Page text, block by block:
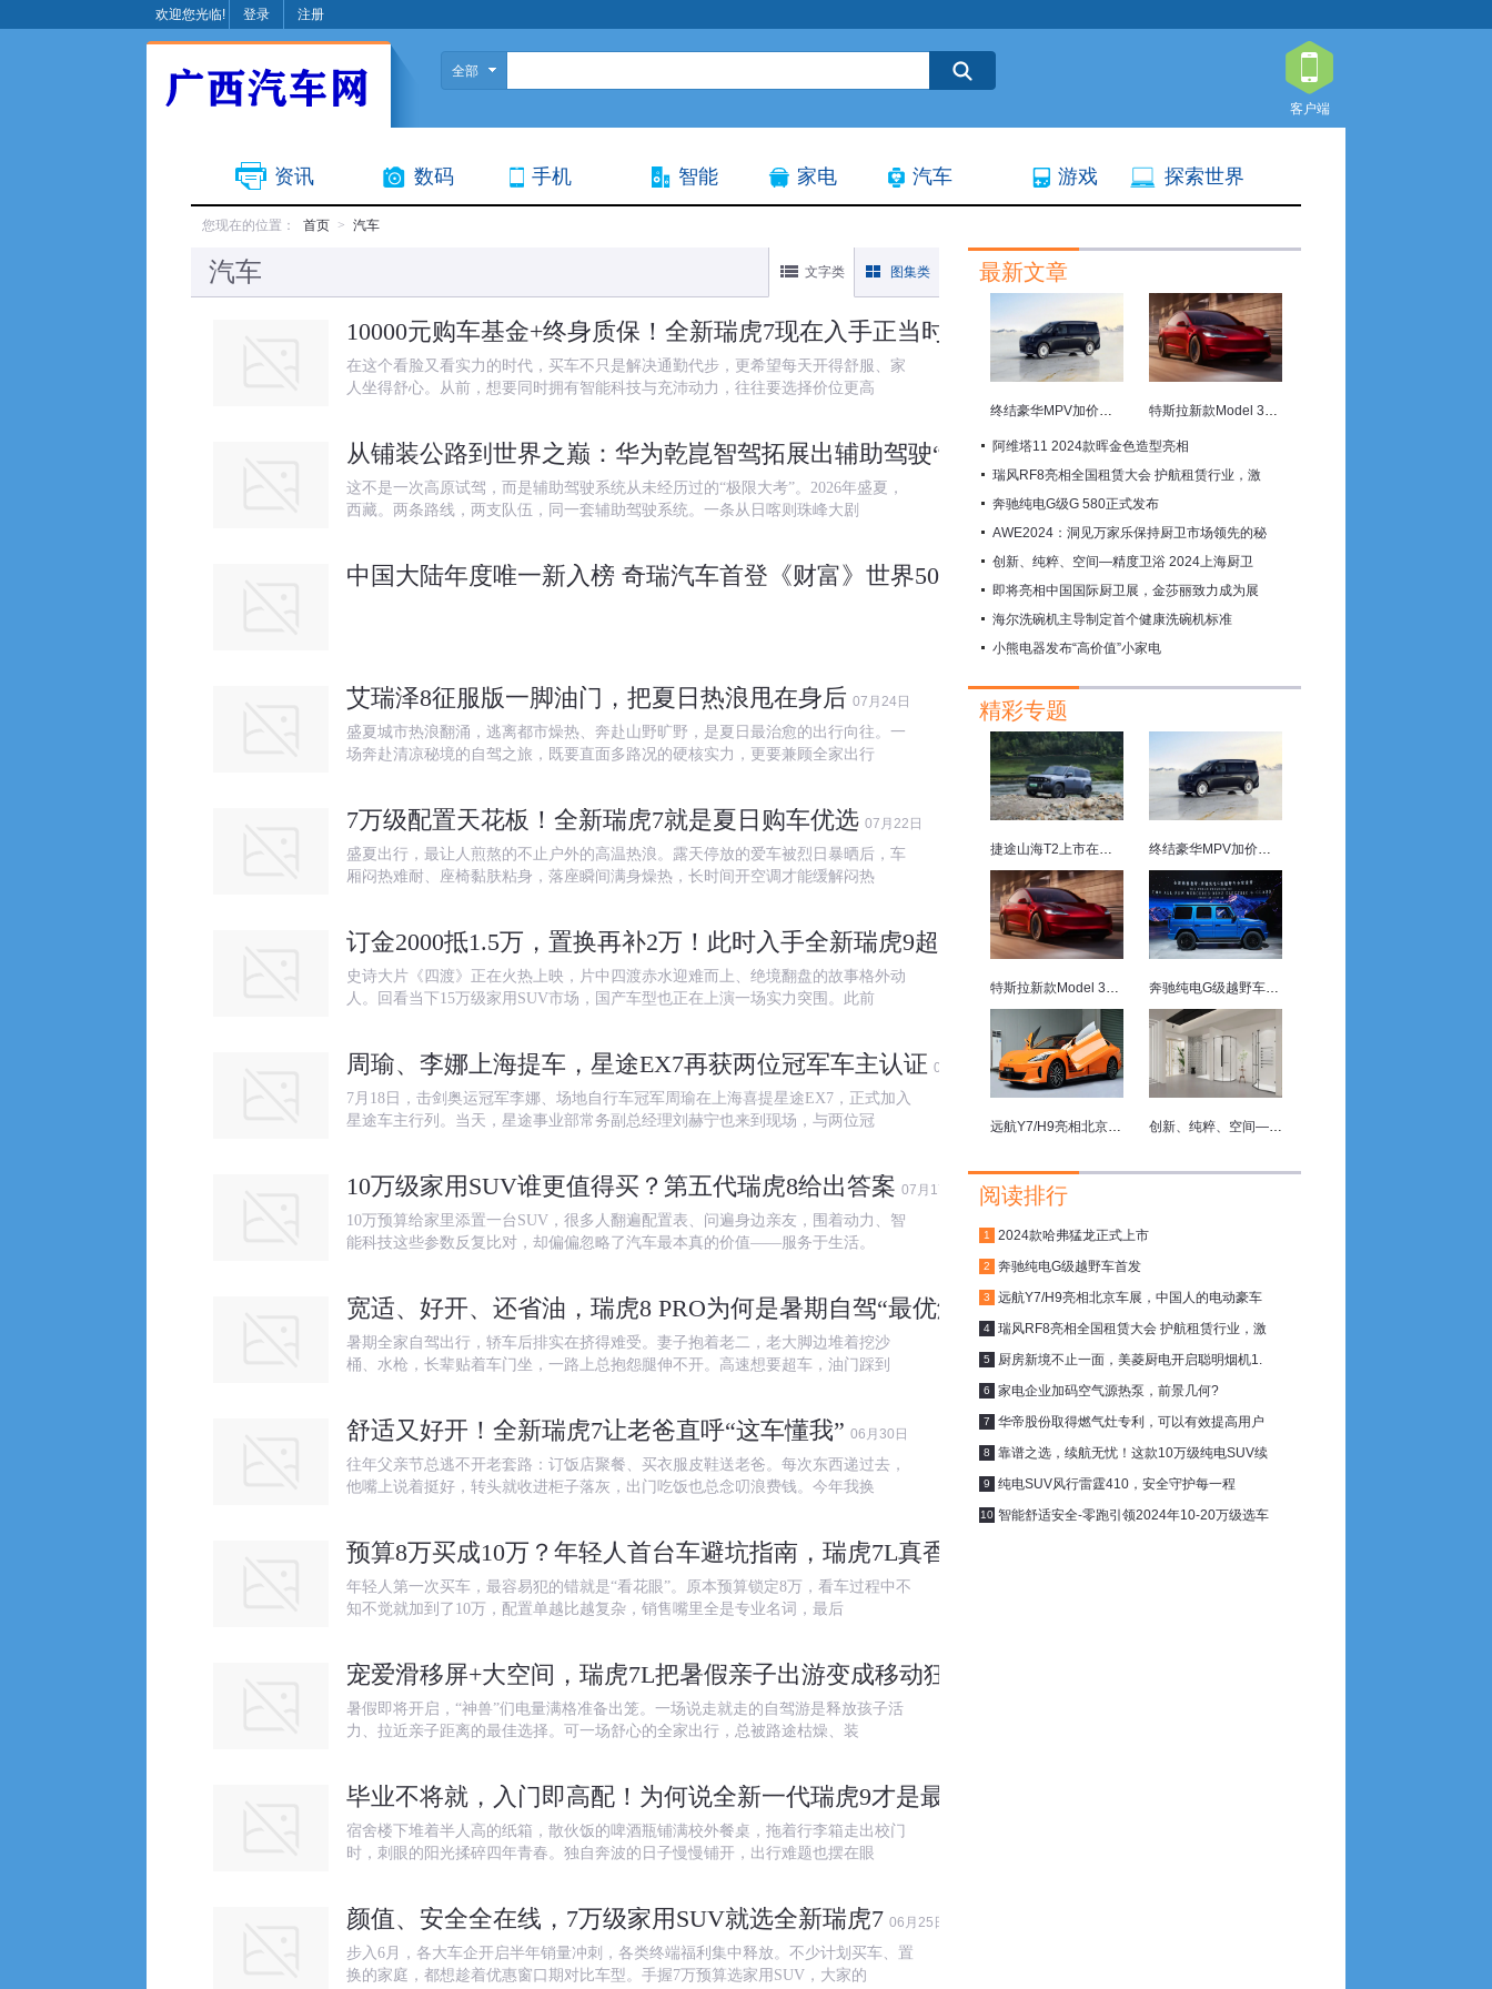
欢迎您光临! 登录 注册
客户端
全部
资讯 数码 手机 智能 家电 汽车 游戏 探索世界
您现在的位置： 首页 > 汽车
汽车 文字类 图集类
10000元购车基金+终身质保！全新瑞虎7现在入手正当时 08月03日
在这个看脸又看实力的时代，买车不只是解决通勤代步，更希望每天开得舒服、家
人坐得舒心。从前，想要同时拥有智能科技与充沛动力，往往要选择价位更高
从铺装公路到世界之巅：华为乾崑智驾拓展出辅助驾驶“最后一公里” 08月03日
这不是一次高原试驾，而是辅助驾驶系统从未经历过的“极限大考”。2026年盛夏，
西藏。两条路线，两支队伍，同一套辅助驾驶系统。一条从日喀则珠峰大剧
中国大陆年度唯一新入榜 奇瑞汽车首登《财富》世界500强第383位
艾瑞泽8征服版一脚油门，把夏日热浪甩在身后 07月24日
盛夏城市热浪翻涌，逃离都市燥热、奔赴山野旷野，是夏日最治愈的出行向往。一
场奔赴清凉秘境的自驾之旅，既要直面多路况的硬核实力，更要兼顾全家出行
7万级配置天花板！全新瑞虎7就是夏日购车优选 07月22日
盛夏出行，最让人煎熬的不止户外的高温热浪。露天停放的爱车被烈日暴晒后，车
厢闷热难耐、座椅黏肤粘身，落座瞬间满身燥热，长时间开空调才能缓解闷热
订金2000抵1.5万，置换再补2万！此时入手全新瑞虎9超划算 07月21日
史诗大片《四渡》正在火热上映，片中四渡赤水迎难而上、绝境翻盘的故事格外动
人。回看当下15万级家用SUV市场，国产车型也正在上演一场实力突围。此前
周瑜、李娜上海提车，星途EX7再获两位冠军车主认证 07月18日
7月18日，击剑奥运冠军李娜、场地自行车冠军周瑜在上海喜提星途EX7，正式加入
星途车主行列。当天，星途事业部常务副总经理刘赫宁也来到现场，与两位冠
10万级家用SUV谁更值得买？第五代瑞虎8给出答案 07月17日
10万预算给家里添置一台SUV，很多人翻遍配置表、问遍身边亲友，围着动力、智
能科技这些参数反复比对，却偏偏忽略了汽车最本真的价值——服务于生活。
宽适、好开、还省油，瑞虎8 PRO为何是暑期自驾“最优解”？
暑期全家自驾出行，轿车后排实在挤得难受。妻子抱着老二，老大脚边堆着挖沙
桶、水枪，长辈贴着车门坐，一路上总抱怨腿伸不开。高速想要超车，油门踩到
舒适又好开！全新瑞虎7让老爸直呼“这车懂我” 06月30日
往年父亲节总逃不开老套路：订饭店聚餐、买衣服皮鞋送老爸。每次东西递过去，
他嘴上说着挺好，转头就收进柜子落灰，出门吃饭也总念叨浪费钱。今年我换
预算8万买成10万？年轻人首台车避坑指南，瑞虎7L真香警告！
年轻人第一次买车，最容易犯的错就是“看花眼”。原本预算锁定8万，看车过程中不
知不觉就加到了10万，配置单越比越复杂，销售嘴里全是专业名词，最后
宠爱滑移屏+大空间，瑞虎7L把暑假亲子出游变成移动狂欢
暑假即将开启，“神兽”们电量满格准备出笼。一场说走就走的自驾游是释放孩子活
力、拉近亲子距离的最佳选择。可一场舒心的全家出行，总被路途枯燥、装
毕业不将就，入门即高配！为何说全新一代瑞虎9才是最优解？​
宿舍楼下堆着半人高的纸箱，散伙饭的啤酒瓶铺满校外餐桌，拖着行李箱走出校门
时，刺眼的阳光揉碎四年青春。独自奔波的日子慢慢铺开，出行难题也摆在眼
颜值、安全全在线，7万级家用SUV就选全新瑞虎7 06月25日
步入6月，各大车企开启半年销量冲刺，各类终端福利集中释放。不少计划买车、置
换的家庭，都想趁着优惠窗口期对比车型。手握7万预算选家用SUV，大家的
最新文章
终结豪华MPV加价现象 四座豪华旗舰极氪009光辉上市 特斯拉新款Model 3P亮相 动力与电池容量中美有别
阿维塔11 2024款晖金色造型亮相
瑞风RF8亮相全国租赁大会 护航租赁行业，激
奔驰纯电G级G 580正式发布
AWE2024：洞见万家乐保持厨卫市场领先的秘
创新、纯粹、空间—精度卫浴 2024上海厨卫
即将亮相中国国际厨卫展，金莎丽致力成为展
海尔洗碗机主导制定首个健康洗碗机标准
小熊电器发布“高价值”小家电
精彩专题
捷途山海T2上市在即，动力空间双优 终结豪华MPV加价现象 四座豪华旗舰极氪009光辉上市
特斯拉新款Model 3P亮相 动力与电池容量中美有别 奔驰纯电G级越野车首发
远航Y7/H9亮相北京车展，中国人的电动豪车梦 创新、纯粹、空间—精度卫浴 2024上海厨卫展亮点抢先看
阅读排行
1 2024款哈弗猛龙正式上市
2 奔驰纯电G级越野车首发
3 远航Y7/H9亮相北京车展，中国人的电动豪车
4 瑞风RF8亮相全国租赁大会 护航租赁行业，激
5 厨房新境不止一面，美菱厨电开启聪明烟机1.
6 家电企业加码空气源热泵，前景几何?
7 华帝股份取得燃气灶专利，可以有效提高用户
8 靠谱之选，续航无忧！这款10万级纯电SUV续
9 纯电SUV风行雷霆410，安全守护每一程
10 智能舒适安全-零跑引领2024年10-20万级选车